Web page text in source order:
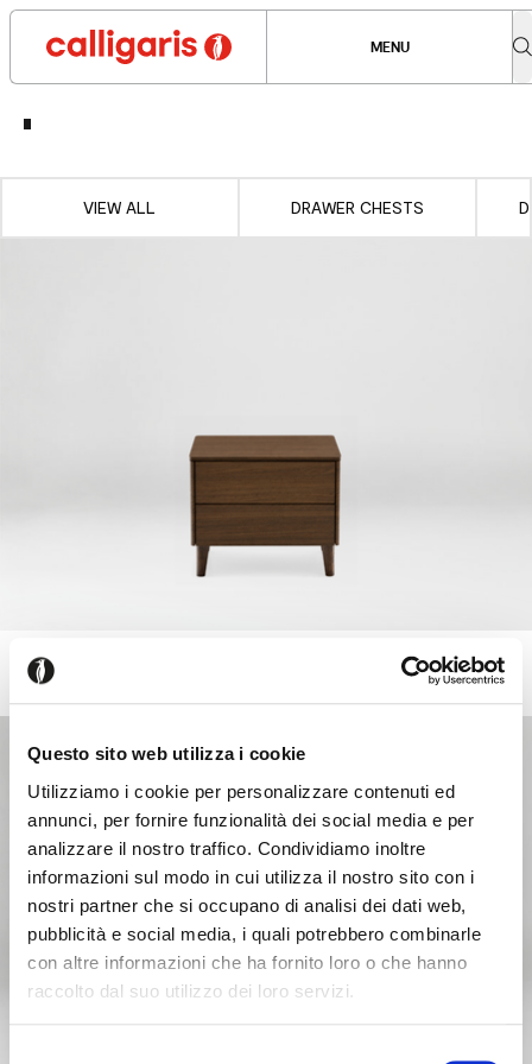
Questo sito web utilizza i cookie
Utilizziamo i cookie per personalizzare contenuti ed
annunci, per fornire funzionalità dei social media e per
analizzare il nostro traffico. Condividiamo inoltre
informazioni sul modo in cui utilizza il nostro sito con i
nostri partner che si occupano di analisi dei dati web,
pubblicità e social media, i quali potrebbero combinarle
con altre informazioni che ha fornito loro o che hanno
raccolto dal suo utilizzo dei loro servizi.
MENU
VIEW ALL DRAWER CHESTS
BOSTON
2 drawer nightstand
+1
Seems like you’re browsing from Close